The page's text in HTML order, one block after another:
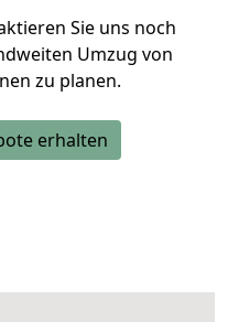
Sie uns noch
Umzug von
zu planen.
erhalten